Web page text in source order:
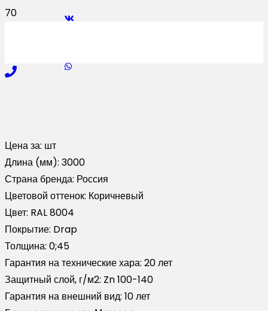
Цена за: шт
Длина (мм): 3000
Страна бренда: Россия
Цветовой оттенок: Коричневый
Цвет: RAL 8004
Покрытие: Drap
Толщина: 0;45
Гарантия на технические хара: 20 лет
Защитный слой, г/м2: Zn 100-140
Гарантия на внешний вид: 10 лет